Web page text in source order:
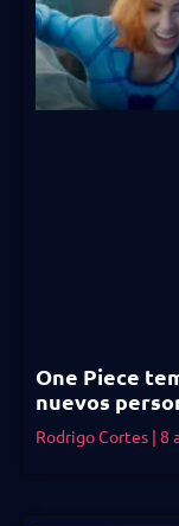
One Piece
nuevos
Rodrigo Cortes 8